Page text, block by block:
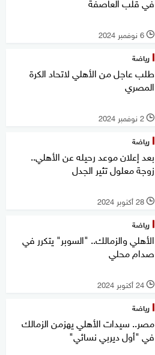
l 6 نوفمبر 2024
رياضة
طلب عاجل من الأهلي لاتحاد الكرة
المصري
l 2 نوفمبر 2024
رياضة
بعد إعلان موعد رحيله عن الأهلي..
زوجة معلول تثير الجدل
l 28 أكتوبر 2024
رياضة
الأهلي والزمالك.. "السوبر" يتكرر في
صدام محلي
l 24 أكتوبر 2024
رياضة
مصر.. سيدات الأهلي يهزمن الزمالك
في "أول ديربي نسائي"